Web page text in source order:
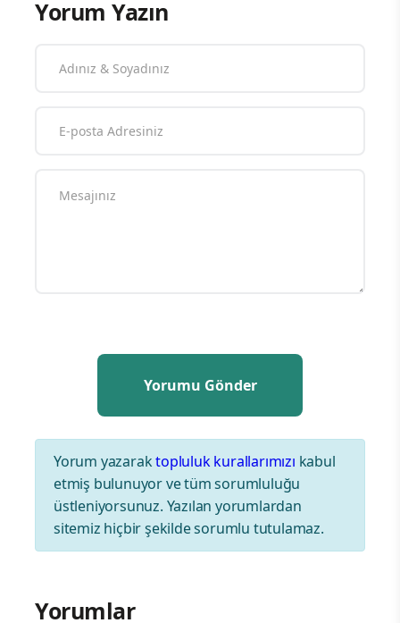
Yorum Yazın
Yorum yazaraktopluluk kurallarımızı kabul
etmiş bulunuyor ve tüm sorumluluğu
üstleniyorsunuz. Yazılan yorumlardan
sitemiz hiçbir şekilde sorumlu tutulamaz.
Yorumlar